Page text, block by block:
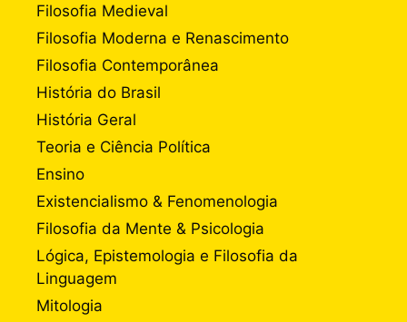
Filosofia Medieval
Filosofia Moderna e Renascimento
Filosofia Contemporânea
História do Brasil
História Geral
Teoria e Ciência Política
Ensino
Existencialismo & Fenomenologia
Filosofia da Mente & Psicologia
Lógica, Epistemologia e Filosofia da
Linguagem
Mitologia